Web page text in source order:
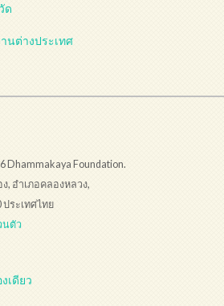
ด
นต่างประเทศ
Dhammakaya Foundation.
, อำเภอคลองหลวง,
ระเทศไทย
นตัว
เดียว